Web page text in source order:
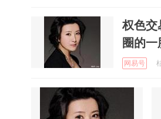
权色交
圈的一
网易号